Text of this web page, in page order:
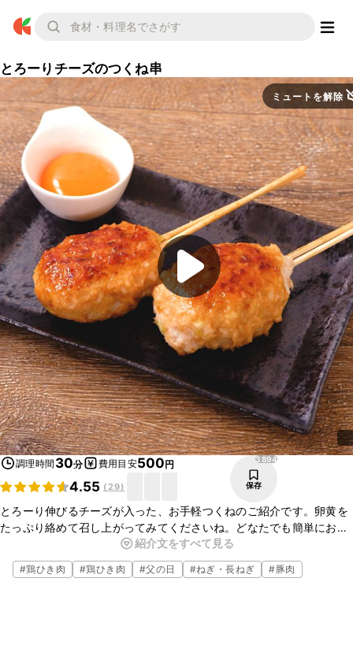
とろーりチーズのつくね串
ミュートを解除
調理時間 30分 費用目安500円
4.55 (29)
3894
保存
とろーり伸びるチーズが入った、お手軽つくねのご紹介です。卵黄を
たっぷり絡めて召し上がってみてくださいね。どなたでも簡単にお作
りいただけますよ。お酒のおつまみにもぴったりの一品なので、この
機会にぜひ作ってみてくださいね。
紹介文をすべて見る
#鶏ひき肉 #鶏ひき肉 #父の日 #ねぎ・長ねぎ #豚肉